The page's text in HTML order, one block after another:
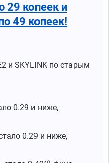
29 копеек и
49 копеек!
и SKYLINK по старым
0.29 и ниже,
0.29 и ниже,